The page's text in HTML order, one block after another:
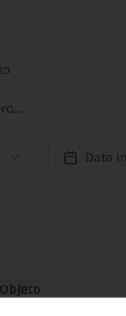
Data
Objeto